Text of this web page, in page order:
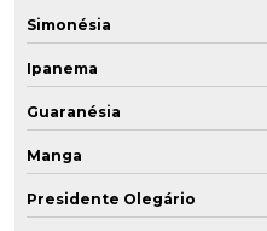
Simonésia
Ipanema
Guaranésia
Manga
Presidente Olegário